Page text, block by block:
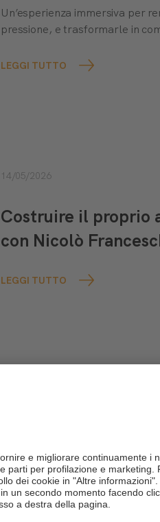
Un’esperienza immersiva per
pressione, e trasformarle in
LEGGI TUTTO
14/05/2026
Costruire il proprio
con Nicolò
LEGGI TUTTO
AI e Lavoro: tra
aziendali. Il